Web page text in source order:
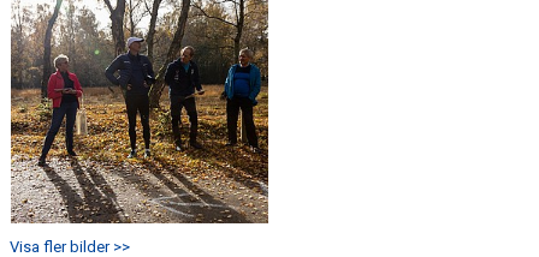
Visa fler bilder >>